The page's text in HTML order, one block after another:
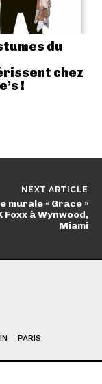
du
chez
!
NEXT ARTICLE
murale « Grace »
Foxx à Wynwood,
Miami
PARIS